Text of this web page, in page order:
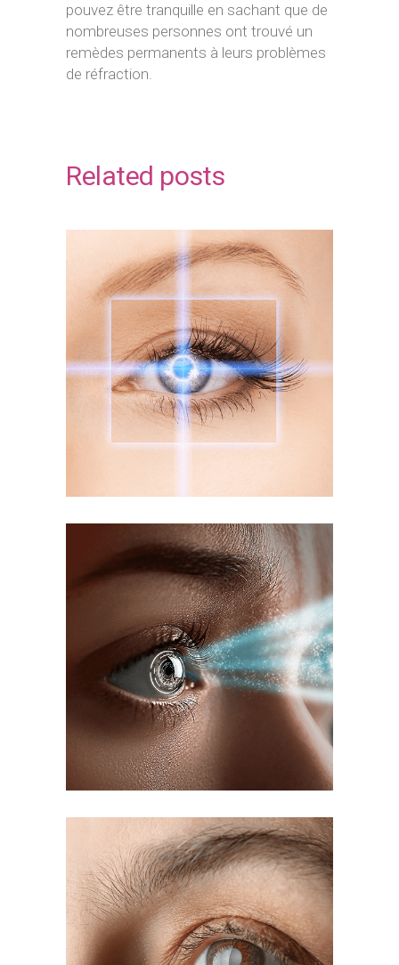
pouvez être tranquille en sachant que de
nombreuses personnes ont trouvé un
remèdes permanents à leurs problèmes
de réfraction.
Related posts